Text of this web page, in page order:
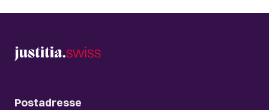
Postadresse